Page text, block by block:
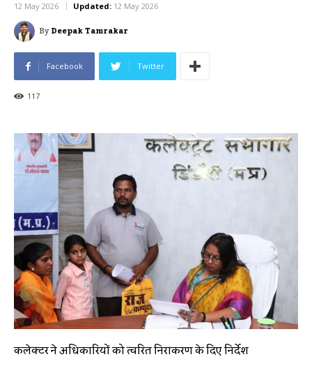
12 May 2026 Updated: 12 May 2026
ByDeepak Tamrakar
Facebook Twitter
117
कलेक्टर ने अधिकारियों को त्वरित निराकरण के दिए निर्देश